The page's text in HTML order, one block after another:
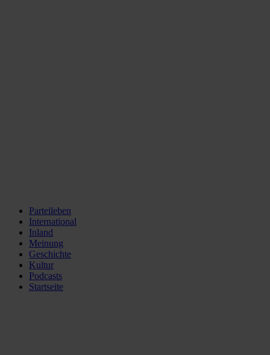
Parteileben
International
Inland
Meinung
Geschichte
Kultur
Podcasts
Startseite